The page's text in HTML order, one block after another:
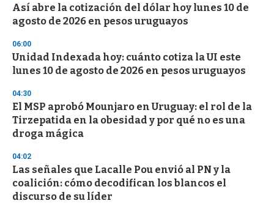
Así abre la cotización del dólar hoy lunes 10 de
agosto de 2026 en pesos uruguayos
06:00
Unidad Indexada hoy: cuánto cotiza la UI este
lunes 10 de agosto de 2026 en pesos uruguayos
04:30
El MSP aprobó Mounjaro en Uruguay: el rol de la
Tirzepatida en la obesidad y por qué no es una
droga mágica
04:02
Las señales que Lacalle Pou envió al PN y la
coalición: cómo decodifican los blancos el
discurso de su líder